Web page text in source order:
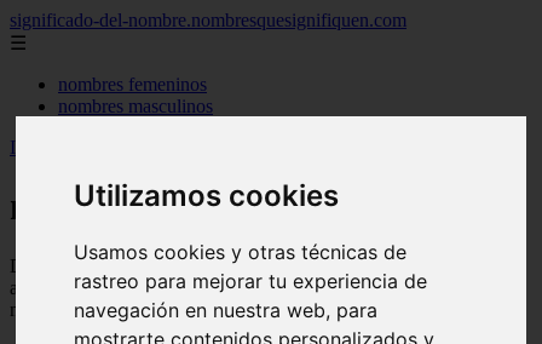
Utilizamos cookies
Usamos cookies y otras técnicas de
rastreo para mejorar tu experiencia de
navegación en nuestra web, para
significado-del-nombre.nombresquesignifiquen.com
☰
nombres femeninos
nombres masculinos
Inicio
nombres
Descubre todas las noticias de la categoría nombres. Artículos
actualizados y contenido de calidad en significado-del-
nombre.nombresquesignifiquen.com.